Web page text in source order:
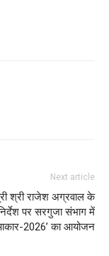
Next article
श्री राजेश अग्रवाल के
पर सरगुजा संभाग में
2026’ का आयोजन